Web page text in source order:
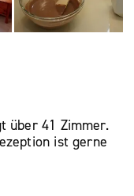
über 41 Zimmer.
ist gerne